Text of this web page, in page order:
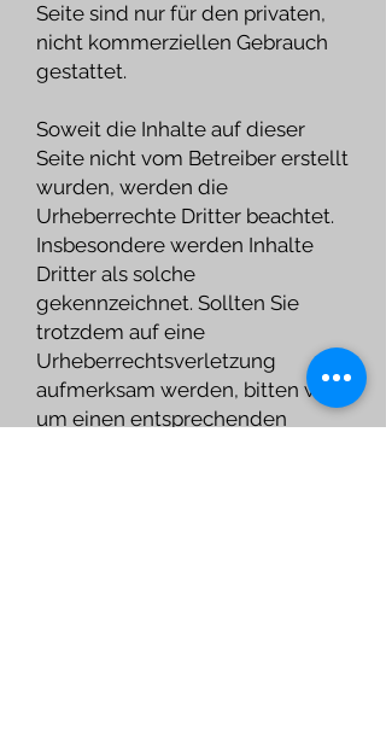
Seite sind nur für den privaten,
nicht kommerziellen Gebrauch
gestattet.
Soweit die Inhalte auf dieser
Seite nicht vom Betreiber erstellt
wurden, werden die
Urheberrechte Dritter beachtet.
Insbesondere werden Inhalte
Dritter als solche
gekennzeichnet. Sollten Sie
trotzdem auf eine
Urheberrechtsverletzung
aufmerksam werden, bitten wir
um einen entsprechenden